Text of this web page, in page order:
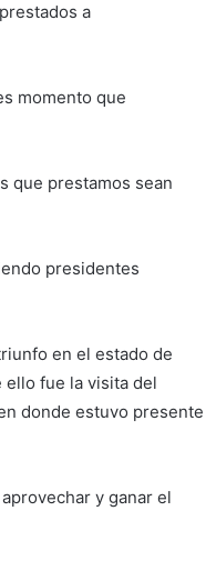
a
momento que
que prestamos sean
presidentes
en el estado de
ello fue la visita del
donde estuvo presente
y ganar el